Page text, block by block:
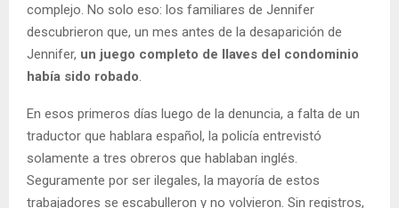
complejo. No solo eso: los familiares de Jennifer
descubrieron que, un mes antes de la desaparición de
Jennifer, un juego completo de llaves del condominio
había sido robado.
En esos primeros días luego de la denuncia, a falta de un
traductor que hablara español, la policía entrevistó
solamente a tres obreros que hablaban inglés.
Seguramente por ser ilegales, la mayoría de estos
trabajadores se escabulleron y no volvieron. Sin registros,